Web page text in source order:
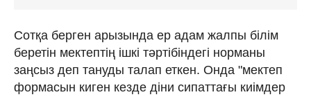
Сотқа берген арызында ер адам жалпы білім
беретін мектептің ішкі тәртібіндегі норманы
заңсыз деп тануды талап еткен. Онда "мектеп
формасын киген кезде діни сипаттағы киімдер